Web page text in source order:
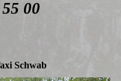
00
Schwab